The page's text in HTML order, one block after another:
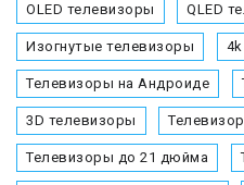
OLED телевизоры QLED
Изогнутые телевизоры
Телевизоры на Андроиде
3D телевизоры
Телевизоры до 21 дюйма